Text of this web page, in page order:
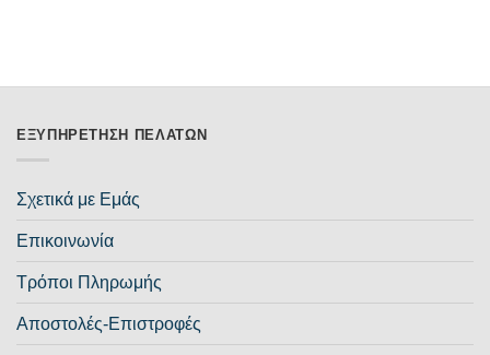
ΕΞΥΠΗΡΈΤΗΣΗ ΠΕΛΑΤΏΝ
Σχετικά με Εμάς
Επικοινωνία
Τρόποι Πληρωμής
Αποστολές-Επιστροφές